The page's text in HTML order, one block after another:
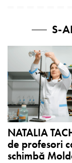
S-
NATALIA
de profesori
schimbă